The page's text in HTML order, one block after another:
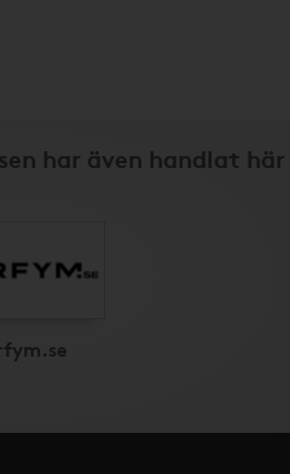
har även handlat här